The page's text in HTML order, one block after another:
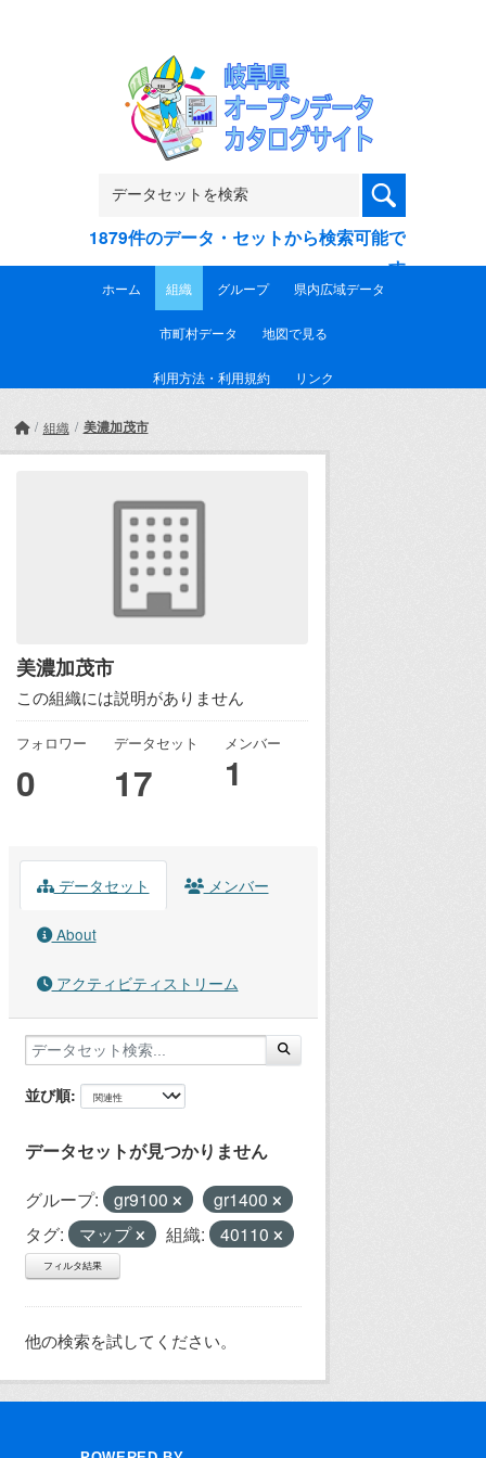
1879件のデータ・セットから検索可能で
す
ホーム 組織 グループ 県内広域データ
市町村データ 地図で見る
利用方法・利用規約 リンク
組織 美濃加茂市
美濃加茂市
この組織には説明がありません
フォロワー
0
データセット
17
メンバー
1
データセット メンバー
About
アクティビティストリーム
並び順
データセットが見つかりません
グループ: gr9100
gr1400
タグ:
マップ 組織: 40110
フィルタ結果
他の検索を試してください。